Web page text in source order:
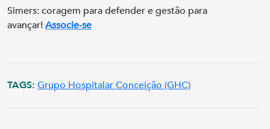
Simers: coragem para defender e gestão para
avançar!Associe-se
TAGS: Grupo Hospitalar Conceição (GHC)